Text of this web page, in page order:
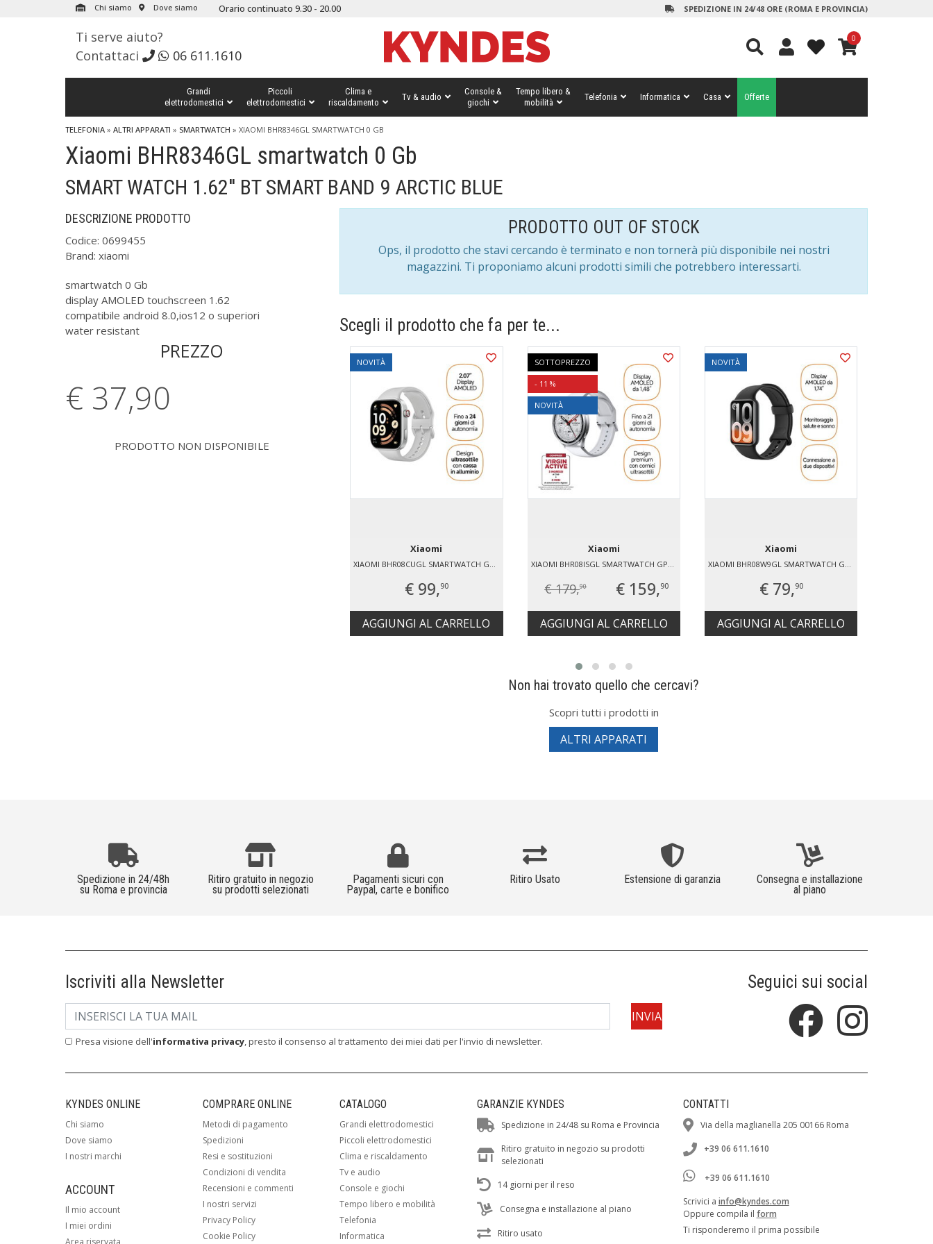
Chi siamo Dove siamo Orario continuato 9.30 - 20.00 SPEDIZIONE IN 24/48 ORE (ROMA E PROVINCIA)
Ti serve aiuto?
Contattaci
06 611.1610
0
Grandi
elettrodomestici
Piccoli
elettrodomestici
Clima e
riscaldamento
Tv & audio
Console &
giochi
Tempo libero &
mobilità
Telefonia Informatica Casa Offerte
TELEFONIA» ALTRI APPARATI » SMARTWATCH » XIAOMI BHR8346GL SMARTWATCH 0 GB
Xiaomi BHR8346GL smartwatch 0 Gb
SMART WATCH 1.62'' BT SMART BAND 9 ARCTIC BLUE
DESCRIZIONE PRODOTTO
Codice: 0699455
Brand: xiaomi
smartwatch 0 Gb
display AMOLED touchscreen 1.62
compatibile android 8.0,ios12 o superiori
water resistant
PREZZO
€ 37,90
PRODOTTO NON DISPONIBILE
PRODOTTO OUT OF STOCK
Ops, il prodotto che stavi cercando è terminato e non tornerà più disponibile nei nostri
magazzini. Ti proponiamo alcuni prodotti simili che potrebbero interessarti.
Scegli il prodotto che fa per te...
NOVITÀ
Xiaomi
XIAOMI BHR08CUGL SMARTWATCH GPS 0 GB
€ 99,90
AGGIUNGI AL CARRELLO
SOTTOPREZZO
- 11 %
NOVITÀ
Xiaomi
XIAOMI BHR08ISGL SMARTWATCH GPS 0.001 GB
€ 179,90 € 159,90
AGGIUNGI AL CARRELLO
NOVITÀ
Xiaomi
XIAOMI BHR08W9GL SMARTWATCH GPS 0 GB
€ 79,90
AGGIUNGI AL CARRELLO
Non hai trovato quello che cercavi?
Scopri tutti i prodotti in
ALTRI APPARATI
Spedizione in 24/48h
su Roma e provincia
Ritiro gratuito in negozio
su prodotti selezionati
Pagamenti sicuri con
Paypal, carte e bonifico
Ritiro Usato Estensione di garanzia Consegna e installazione
al piano
Iscriviti alla Newsletter
Presa visione dell'informativa privacy, presto il consenso al trattamento dei miei dati per l'invio di newsletter.
Seguici sui social
KYNDES ONLINE
Chi siamo
Dove siamo
I nostri marchi
ACCOUNT
Il mio account
I miei ordini
COMPRARE ONLINE
Metodi di pagamento
Spedizioni
Resi e sostituzioni
Condizioni di vendita
Recensioni e commenti
I nostri servizi
Privacy Policy
Cookie Policy
CATALOGO
Grandi elettrodomestici
Piccoli elettrodomestici
Clima e riscaldamento
Tv e audio
Console e giochi
Tempo libero e mobilità
Telefonia
Informatica
GARANZIE KYNDES
Spedizione in 24/48 su Roma e Provincia
Ritiro gratuito in negozio su prodotti
selezionati
14 giorni per il reso
Consegna e installazione al piano
Ritiro usato
CONTATTI
Via della maglianella 205 00166 Roma
+39 06 611.1610
+39 06 611.1610
Scrivici a info@kyndes.com
Oppure compila il form
Ti risponderemo il prima possibile